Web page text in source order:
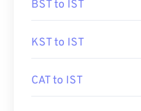
BST to IST
KST to IST
CAT to IST